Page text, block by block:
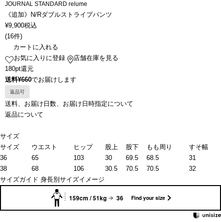
JOURNAL STANDARD relume
《追加》N/Rダブルストライプパンツ
¥9,900税込
(16件)
カートに入れる
お気に入りに登録
店舗在庫を見る
180pt還元
送料¥660でお届けします
返品可
送料、お届け日数、お届け日時指定について
返品について
サイズ
サイズ
ウエスト ヒップ 股上 股下 もも周り
すそ幅
36
65 103 30 69.5 68.5
31
38
68 106 30.5 70.5 70.5
32
サイズガイド 身長別サイズイメージ
159cm / 51kg 36 Find your size